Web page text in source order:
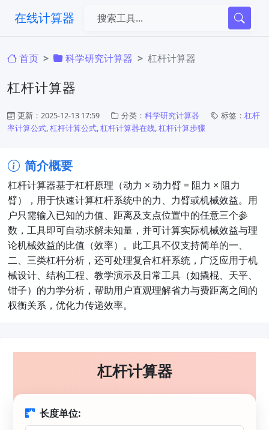
在线计算器
首页 科学研究计算器 杠杆计算器
杠杆计算器
更新：2025-12-13 17:59 分类： 科学研究计算器 标签： 杠杆
率计算公式,杠杆计算公式,杠杆计算器在线,杠杆计算步骤
简介概要
杠杆计算器基于杠杆原理（动力 × 动力臂 = 阻力 × 阻力
臂），用于快速计算杠杆系统中的力、力臂或机械效益。用
户只需输入已知的力值、距离及支点位置中的任意三个参
数，工具即可自动求解未知量，并可计算实际机械效益与理
论机械效益的比值（效率）。此工具不仅支持简单的一、
二、三类杠杆分析，还可处理复合杠杆系统，广泛应用于机
械设计、结构工程、教学演示及日常工具（如撬棍、天平、
钳子）的力学分析，帮助用户直观理解省力与费距离之间的
权衡关系，优化力传递效率。
杠杆计算器
长度单位: